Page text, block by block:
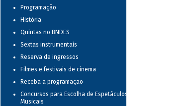
Programação
História
Quintas no BNDES
Sextas instrumentais
Reserva de ingressos
Filmes e festivais de cinema
Receba a programação
Concursos para Escolha de Espetáculos
Musicais